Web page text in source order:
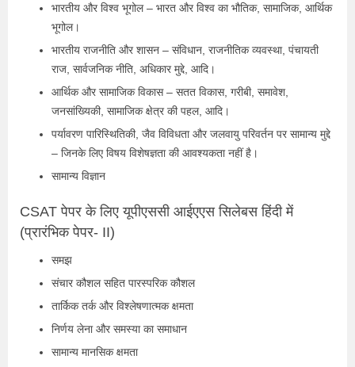
भारतीय और विश्व भूगोल – भारत और विश्व का भौतिक, सामाजिक, आर्थिक
भूगोल।
भारतीय राजनीति और शासन – संविधान, राजनीतिक व्यवस्था, पंचायती
राज, सार्वजनिक नीति, अधिकार मुद्दे, आदि।
आर्थिक और सामाजिक विकास – सतत विकास, गरीबी, समावेश,
जनसांख्यिकी, सामाजिक क्षेत्र की पहल, आदि।
पर्यावरण पारिस्थितिकी, जैव विविधता और जलवायु परिवर्तन पर सामान्य मुद्दे
– जिनके लिए विषय विशेषज्ञता की आवश्यकता नहीं है।
सामान्य विज्ञान
CSAT पेपर के लिए यूपीएससी आईएएस सिलेबस हिंदी में
(प्रारंभिक पेपर- II)
समझ
संचार कौशल सहित पारस्परिक कौशल
तार्किक तर्क और विश्लेषणात्मक क्षमता
निर्णय लेना और समस्या का समाधान
सामान्य मानसिक क्षमता